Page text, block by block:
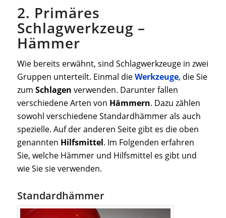
2. Primäres
Schlagwerkzeug –
Hämmer
Wie bereits erwähnt, sind Schlagwerkzeuge in zwei
Gruppen unterteilt. Einmal dieWerkzeuge, die Sie
zum Schlagen verwenden. Darunter fallen
verschiedene Arten von Hämmern. Dazu zählen
sowohl verschiedene Standardhämmer als auch
spezielle. Auf der anderen Seite gibt es die oben
genannten Hilfsmittel. Im Folgenden erfahren
Sie, welche Hämmer und Hilfsmittel es gibt und
wie Sie sie verwenden.
Standardhämmer